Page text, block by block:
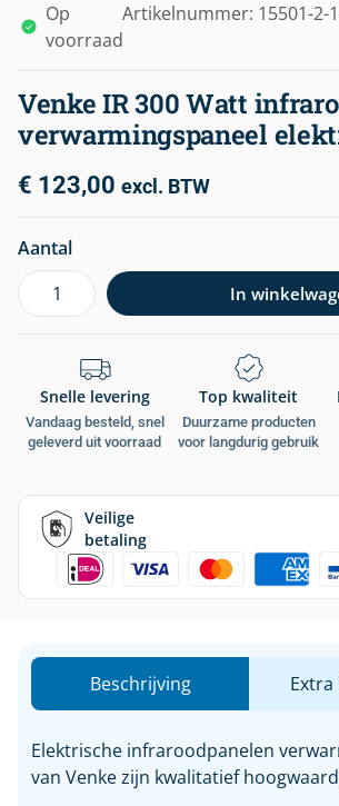
Op
voorraad
Artikelnummer: 15501-2-
Venke IR 300 Watt
verwarmingspaneel
€ 123,00 excl. BTW
Aantal
In
Snelle levering
Vandaag besteld, snel
geleverd uit voorraad
Top kwaliteit
Duurzame producten
voor langdurig gebruik
Veilige
betaling
Beschrijving
Elektrische infraroodpanelen
van Venke zijn kwalitatief